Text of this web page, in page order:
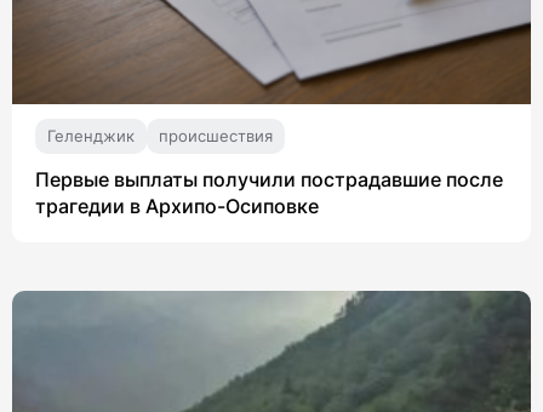
Геленджик происшествия
Первые выплаты получили пострадавшие после
трагедии в Архипо-Осиповке